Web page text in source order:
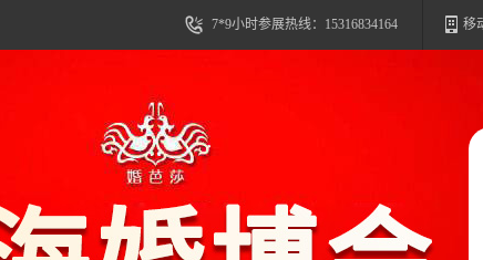
7*9小时参展热线：15316834164 移